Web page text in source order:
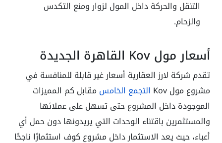
التنقل والحركة داخل المول لزوار ومنع التكدس
والزحام.
أسعار مول Kov القاهرة الجديدة
تقدم شركة لارز العقارية أسعار غير قابلة للمنافسة في
مشروع مول Kov
التجمع الخامس مقابل كم المميزات
الموجودة داخل المشروع حتى تسهل على عملائها
والمستثمرين باقتناء الوحدات التي يريدونها دون حمل أي
أعباء، حيث يعد الاستثمار داخل مشروع كوف استثمارًا ناجحًا